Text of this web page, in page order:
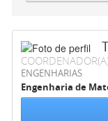
ENGENHARIAS
Engenharia de